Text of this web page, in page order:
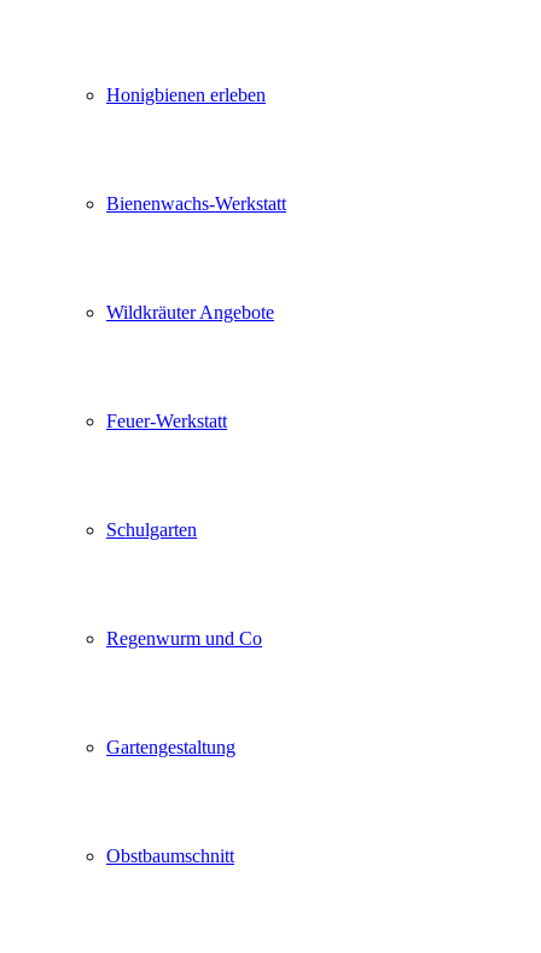
Honigbienen erleben
Bienenwachs-Werkstatt
Wildkräuter Angebote
Feuer-Werkstatt
Schulgarten
Regenwurm und Co
Gartengestaltung
Obstbaumschnitt